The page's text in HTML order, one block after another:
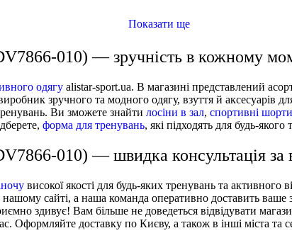
Показати ще
010) — зручність в кожному
одягу alistar-sport.ua. В магазині представлений
зручного та модного одягу, взуття й аксесуарів
Ви зможете знайти лосіни в зал, спортивні шорти
форма для тренувань, які підходять для будь-якого
010) — швидка консультація
високої якості для будь-яких тренувань та
нашому сайті, а наша команда оперативно доставить ваше
здивує! Вам більше не доведеться відвідувати
Оформляйте доставку по Києву, а також в інші міста та